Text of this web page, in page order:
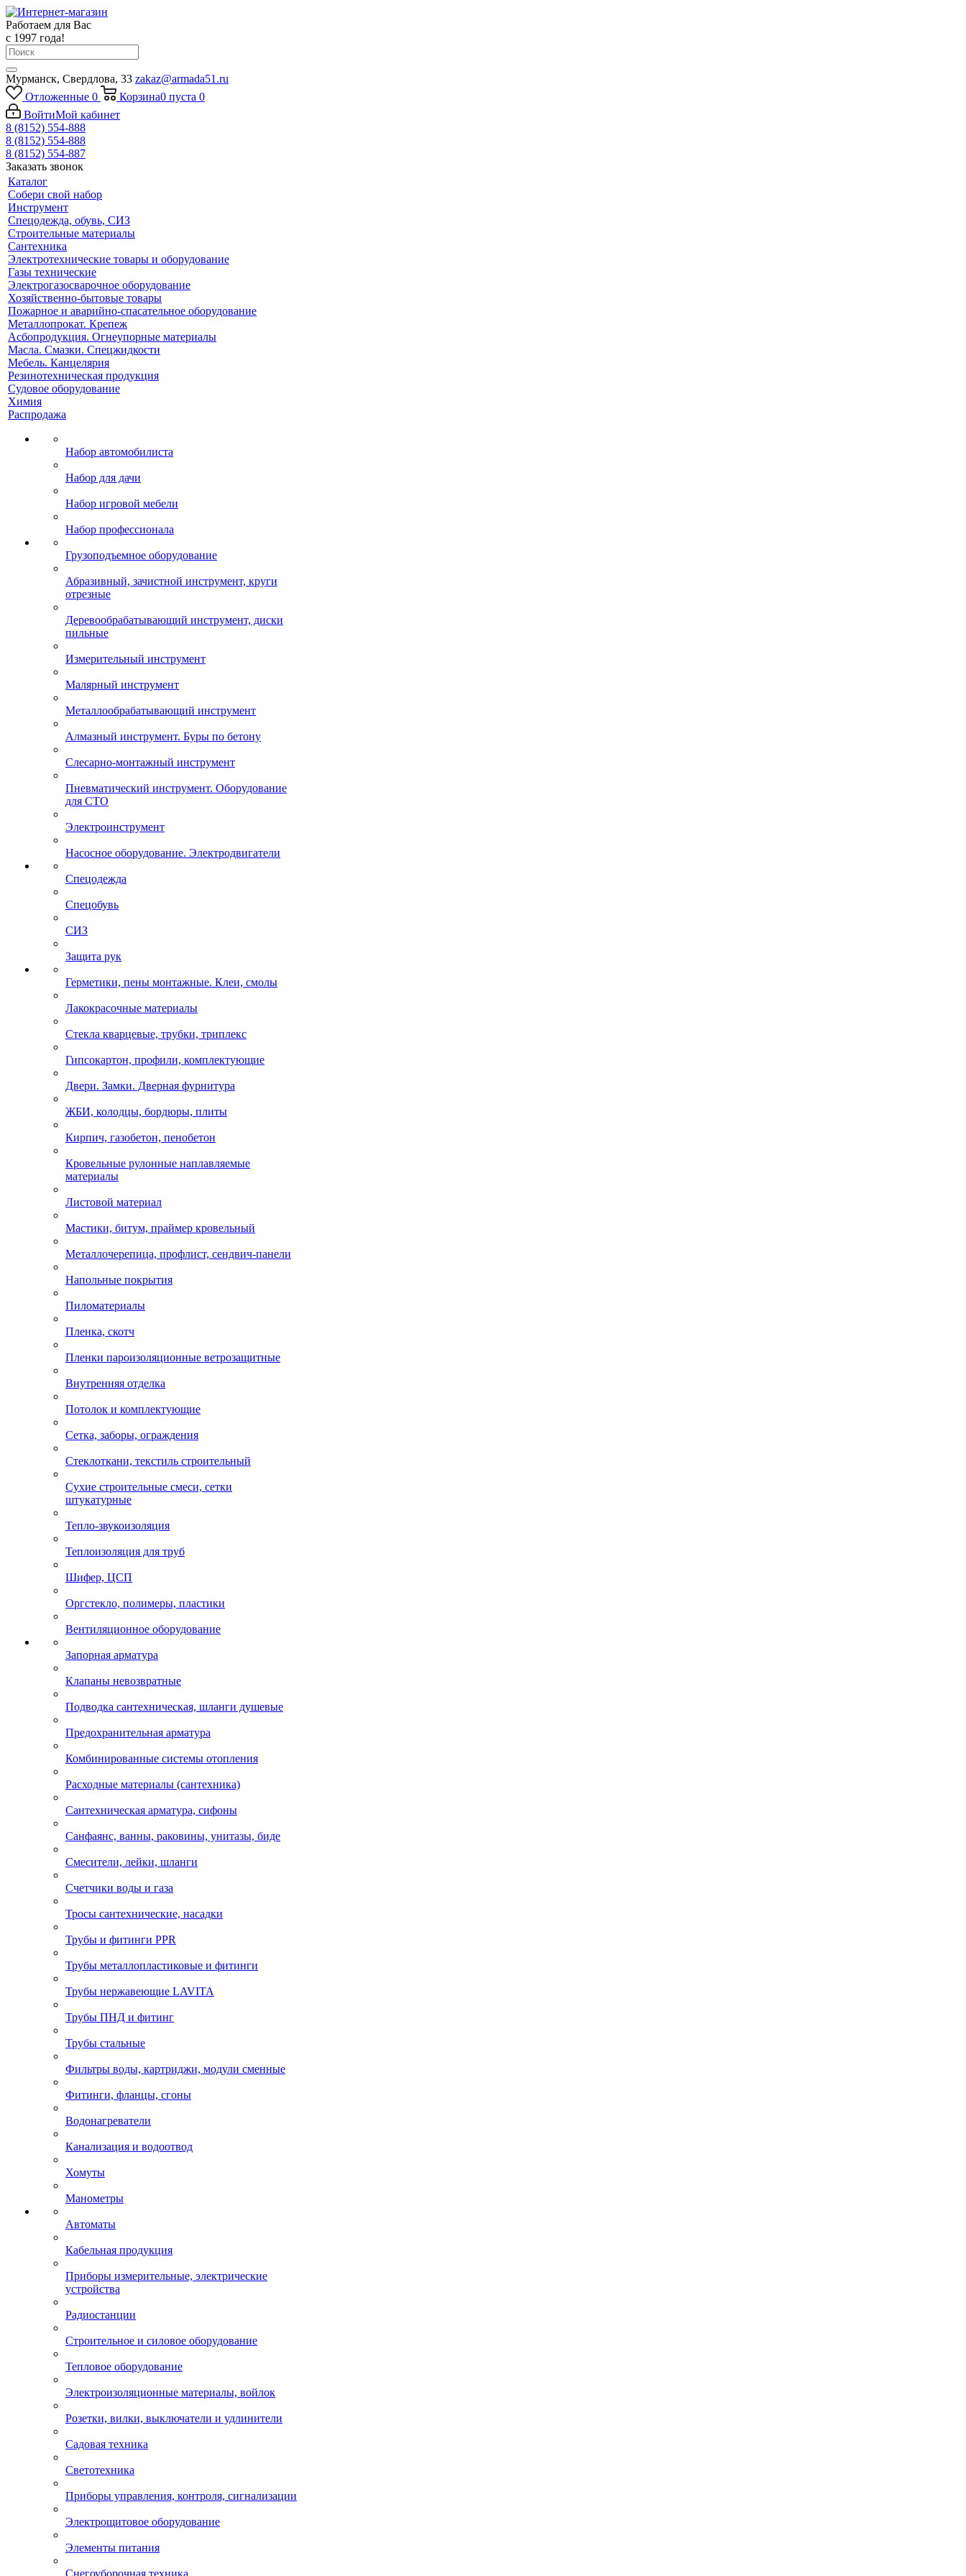
Работаем для Вас
с 1997 года!
Мурманск, Свердлова, 33 zakaz@armada51.ru
Отложенные 0 Корзина0 пуста 0
ВойтиМой кабинет
8 (8152) 554-888
8 (8152) 554-888
8 (8152) 554-887
Заказать звонок
Каталог
Собери свой набор
Инструмент
Спецодежда, обувь, СИЗ
Строительные материалы
Сантехника
Электротехнические товары и оборудование
Газы технические
Электрогазосварочное оборудование
Хозяйственно-бытовые товары
Пожарное и аварийно-спасательное оборудование
Металлопрокат. Крепеж
Асбопродукция. Огнеупорные материалы
Масла. Смазки. Спецжидкости
Мебель. Канцелярия
Резинотехническая продукция
Судовое оборудование
Химия
Распродажа
Набор автомобилиста
Набор для дачи
Набор игровой мебели
Набор профессионала
Грузоподъемное оборудование
Абразивный, зачистной инструмент, круги
отрезные
Деревообрабатывающий инструмент, диски
пильные
Измерительный инструмент
Малярный инструмент
Металлообрабатывающий инструмент
Алмазный инструмент. Буры по бетону
Слесарно-монтажный инструмент
Пневматический инструмент. Оборудование
для СТО
Электроинструмент
Насосное оборудование. Электродвигатели
Спецодежда
Спецобувь
СИЗ
Защита рук
Герметики, пены монтажные. Клеи, смолы
Лакокрасочные материалы
Стекла кварцевые, трубки, триплекс
Гипсокартон, профили, комплектующие
Двери. Замки. Дверная фурнитура
ЖБИ, колодцы, бордюры, плиты
Кирпич, газобетон, пенобетон
Кровельные рулонные наплавляемые
материалы
Листовой материал
Мастики, битум, праймер кровельный
Металлочерепица, профлист, сендвич-панели
Напольные покрытия
Пиломатериалы
Пленка, скотч
Пленки пароизоляционные ветрозащитные
Внутренняя отделка
Потолок и комплектующие
Сетка, заборы, ограждения
Стеклоткани, текстиль строительный
Сухие строительные смеси, сетки
штукатурные
Тепло-звукоизоляция
Теплоизоляция для труб
Шифер, ЦСП
Оргстекло, полимеры, пластики
Вентиляционное оборудование
Запорная арматура
Клапаны невозвратные
Подводка сантехническая, шланги душевые
Предохранительная арматура
Комбинированные системы отопления
Расходные материалы (сантехника)
Сантехническая арматура, сифоны
Санфаянс, ванны, раковины, унитазы, биде
Смесители, лейки, шланги
Счетчики воды и газа
Тросы сантехнические, насадки
Трубы и фитинги PPR
Трубы металлопластиковые и фитинги
Трубы нержавеющие LAVITA
Трубы ПНД и фитинг
Трубы стальные
Фильтры воды, картриджи, модули сменные
Фитинги, фланцы, сгоны
Водонагреватели
Канализация и водоотвод
Хомуты
Манометры
Автоматы
Кабельная продукция
Приборы измерительные, электрические
устройства
Радиостанции
Строительное и силовое оборудование
Тепловое оборудование
Электроизоляционные материалы, войлок
Розетки, вилки, выключатели и удлинители
Садовая техника
Светотехника
Приборы управления, контроля, сигнализации
Электрощитовое оборудование
Элементы питания
Снегоуборочная техника